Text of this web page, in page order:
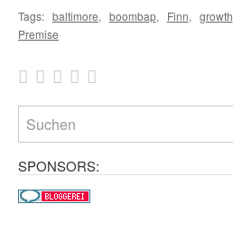
Tags: baltimore, boombap, Finn, growth
Premise
SPONSORS: